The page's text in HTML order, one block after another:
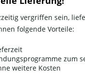
vergriffen sein,
folgende Vorteile:
zum
weitere Kosten